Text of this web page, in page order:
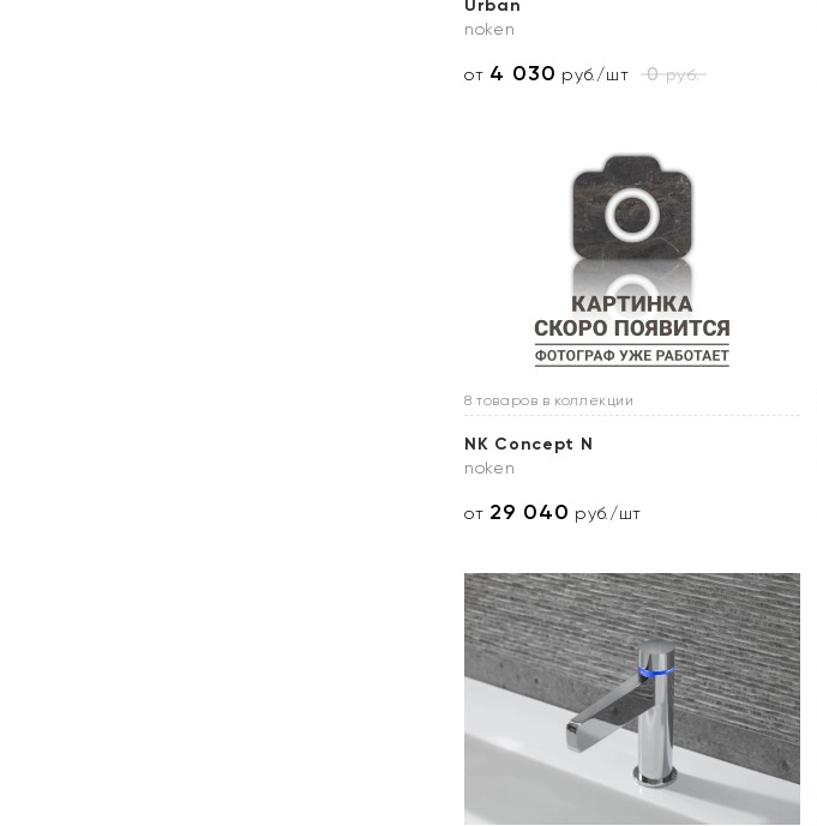
Urban
noken
от 4 030 руб./шт 0руб.
8 товаров в коллекции
NK Concept N
noken
от 29 040 руб./шт